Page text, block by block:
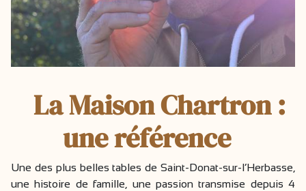
La Maison Chartron :
une référence
Une des plus belles tables de Saint-Donat-sur-l’Herbasse,
une histoire de famille, une passion transmise depuis 4